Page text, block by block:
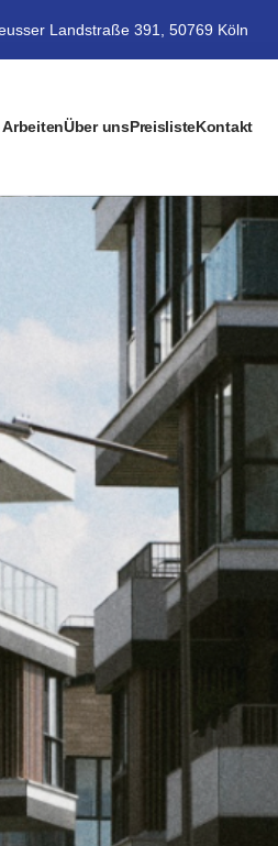
Landstraße 391, 50769 Köln
ArbeitenÜber unsPreislisteKontakt